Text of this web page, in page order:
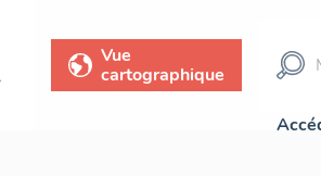
Vue
cartographique